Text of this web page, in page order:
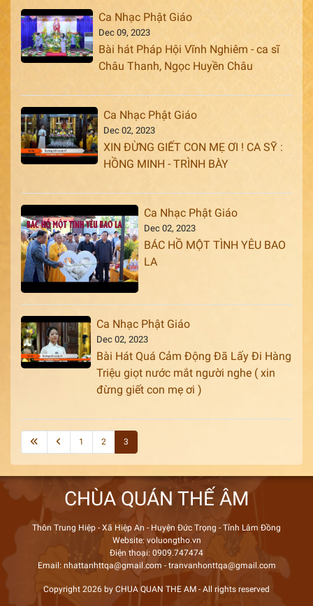
Ca Nhạc Phật Giáo
Dec 09, 2023
Bài hát Pháp Hội Vĩnh Nghiêm - ca sĩ
Châu Thanh, Ngọc Huyền Châu
Ca Nhạc Phật Giáo
Dec 02, 2023
XIN ĐỪNG GIẾT CON MẸ ƠI ! CA SỸ :
HỒNG MINH - TRÌNH BÀY
Ca Nhạc Phật Giáo
Dec 02, 2023
BÁC HỒ MỘT TÌNH YÊU BAO
LA
Ca Nhạc Phật Giáo
Dec 02, 2023
Bài Hát Quá Cảm Động Đã Lấy Đi Hàng
Triệu giọt nước mắt người nghe ( xin
đừng giết con mẹ ơi )
1 2 3
CHÙA QUÁN THẾ ÂM
Thôn Trung Hiệp - Xã Hiệp An - Huyện Đức Trọng - Tỉnh Lâm Đồng
Website: voluongtho.vn
Điện thoại: 0909.747474
Email: nhattanhttqa@gmail.com - tranvanhonttqa@gmail.com
Copyright 2026 by CHUA QUAN THE AM - All rights reserved